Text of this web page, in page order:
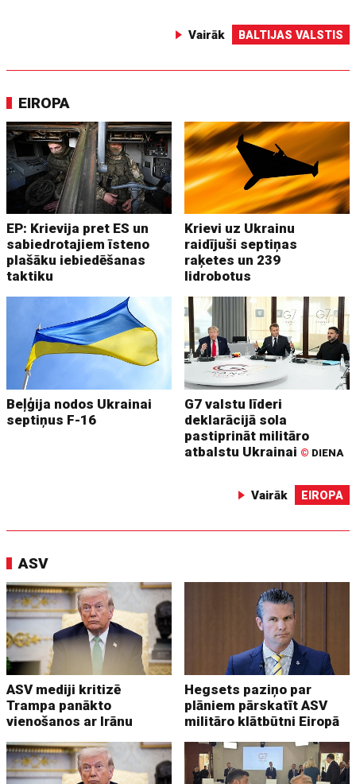
Vairāk BALTIJAS VALSTIS
EIROPA
EP: Krievija pret ES un
sabiedrotajiem īsteno
plašāku iebiedēšanas
taktiku
Krievi uz Ukrainu
raidījuši septiņas
raķetes un 239
lidrobotus
Beļģija nodos Ukrainai
septiņus F-16
G7 valstu līderi
deklarācijā sola
pastiprināt militāro
atbalstu Ukrainai © DIENA
Vairāk EIROPA
ASV
ASV mediji kritizē
Trampa panākto
vienošanos ar Irānu
Hegsets paziņo par
plāniem pārskatīt ASV
militāro klātbūtni Eiropā